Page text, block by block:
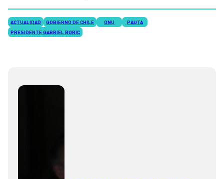
ACTUALIDAD GOBIERNO DE CHILE ONU
PAUTA
PRESIDENTE GABRIEL BORIC